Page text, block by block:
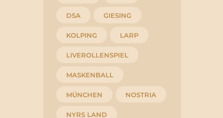
DSA GIESING
KOLPING LARP
LIVEROLLENSPIEL
MASKENBALL
MÜNCHEN NOSTRIA
NYRS LAND